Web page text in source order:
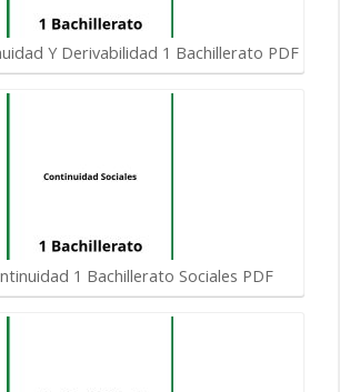
Y Derivabilidad 1 Bachillerato PDF
1 Bachillerato Sociales PDF